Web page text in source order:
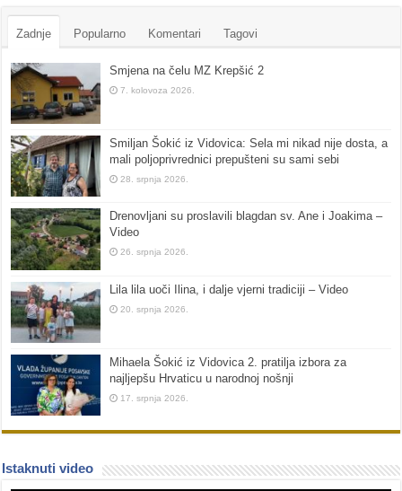
Zadnje Popularno Komentari Tagovi
Smjena na čelu MZ Krepšić 2
7. kolovoza 2026.
Smiljan Šokić iz Vidovica: Sela mi nikad nije dosta, a
mali poljoprivrednici prepušteni su sami sebi
28. srpnja 2026.
Drenovljani su proslavili blagdan sv. Ane i Joakima –
Video
26. srpnja 2026.
Lila lila uoči Ilina, i dalje vjerni tradiciji – Video
20. srpnja 2026.
Mihaela Šokić iz Vidovica 2. pratilja izbora za
najljepšu Hrvaticu u narodnoj nošnji
17. srpnja 2026.
Istaknuti video